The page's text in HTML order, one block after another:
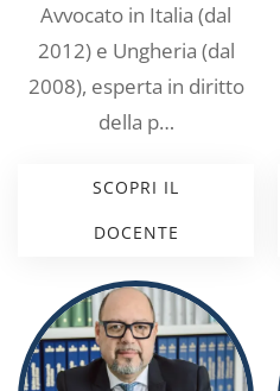
Avvocato in Italia (dal
2012) e Ungheria (dal
2008), esperta in diritto
della p…
SCOPRI IL
DOCENTE